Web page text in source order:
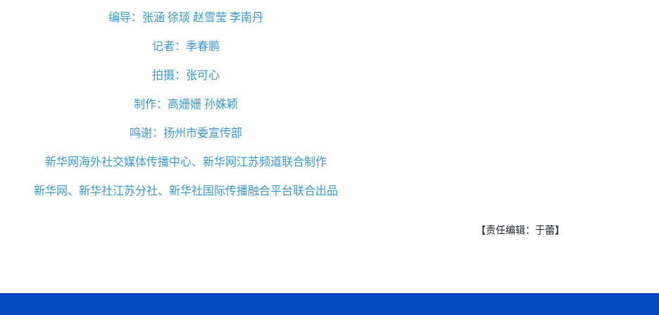
编导：张涵 徐琰 赵雪莹 李南丹
记者：季春鹏
拍摄：张可心
制作：高姗姗 孙姝颖
鸣谢：扬州市委宣传部
新华网海外社交媒体传播中心、新华网江苏频道联合制作
新华网、新华社江苏分社、新华社国际传播融合平台联合出品
【责任编辑：于蕾】